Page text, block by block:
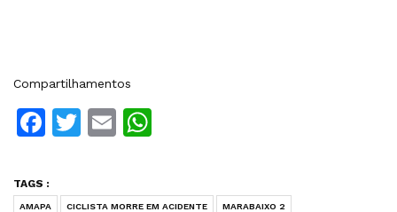
Compartilhamentos
Facebook
Twitter
Email
TAGS :
AMAPA CICLISTA MORRE EM ACIDENTE MARABAIXO 2